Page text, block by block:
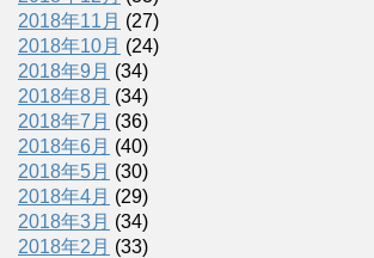
2018年11月 (27)
2018年10月 (24)
2018年9月 (34)
2018年8月 (34)
2018年7月 (36)
2018年6月 (40)
2018年5月 (30)
2018年4月 (29)
2018年3月 (34)
2018年2月 (33)